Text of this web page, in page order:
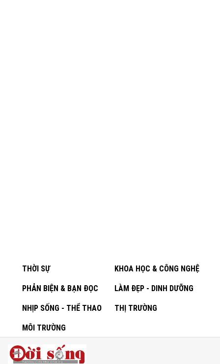
THỜI SỰ KHOA HỌC & CÔNG NGHỆ
PHẢN BIỆN & BẠN ĐỌC LÀM ĐẸP - DINH DƯỠNG
NHỊP SỐNG - THỂ THAO THỊ TRƯỜNG
MÔI TRƯỜNG